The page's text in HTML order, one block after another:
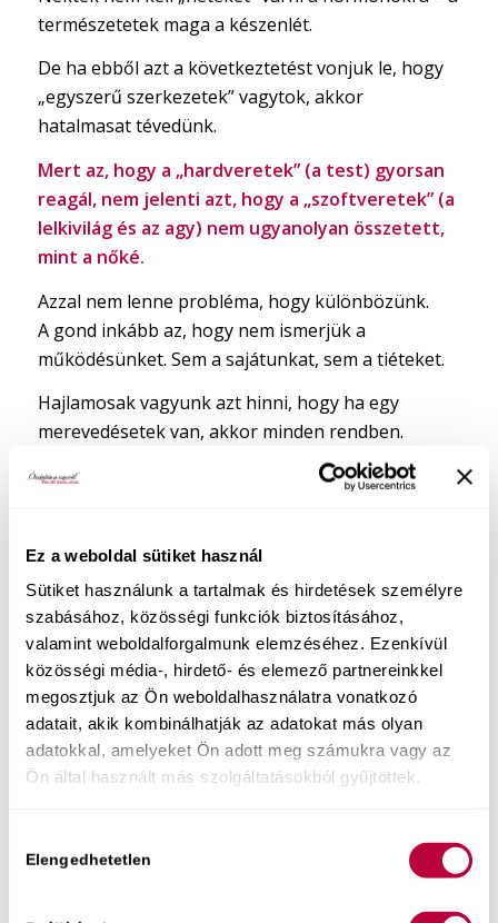
Ez a weboldal sütiket használ
Sütiket használunk a tartalmak és hirdetések személyre
szabásához, közösségi funkciók biztosításához,
valamint weboldalforgalmunk elemzéséhez. Ezenkívül
közösségi média-, hirdető- és elemező partnereinkkel
megosztjuk az Ön weboldalhasználatra vonatkozó
adatait, akik kombinálhatják az adatokat más olyan
adatokkal, amelyeket Ön adott meg számukra vagy az
Ön által használt más szolgáltatásokból gyűjtöttek.
kiválasztása
Elengedhetetlen
természetetek maga a készenlét.
De ha ebből azt a következtetést vonjuk le, hogy
„egyszerű szerkezetek” vagytok, akkor
hatalmasat tévedünk.
Mert az, hogy a „hardveretek” (a test) gyorsan
reagál, nem jelenti azt, hogy a „szoftveretek” (a
lelkivilág és az agy) nem ugyanolyan összetett,
mint a nőké.
Azzal nem lenne probléma, hogy különbözünk.
A gond inkább az, hogy nem ismerjük a
működésünket. Sem a sajátunkat, sem a tiéteket.
Hajlamosak vagyunk azt hinni, hogy ha egy
merevedésetek van, akkor minden rendben.
nőkét– ezer láthatatlan szál mozgatja a háttérben.